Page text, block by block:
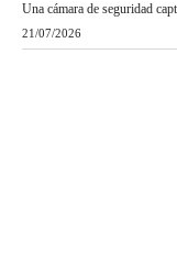
Una cámara de seguridad
21/07/2026